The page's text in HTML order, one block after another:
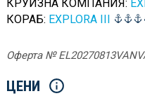
КРУИЗНА КОМПАНИЯ:
КОРАБ: EXPLORA III
Оферта №
ЦЕНИ